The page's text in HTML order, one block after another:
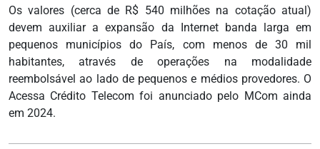
Os valores (cerca de R$ 540 milhões na cotação atual)
devem auxiliar a expansão da Internet banda larga em
pequenos municípios do País, com menos de 30 mil
habitantes, através de operações na modalidade
reembolsável ao lado de pequenos e médios provedores. O
Acessa Crédito Telecom foi anunciado pelo MCom ainda
em 2024.